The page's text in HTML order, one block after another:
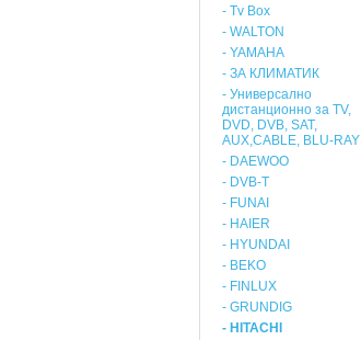
- Tv Box
- WALTON
- YAMAHA
- ЗА КЛИМАТИК
- Универсално
дистанционно за TV,
DVD, DVB, SAT,
AUX,CABLE, BLU-RAY
- DAEWOO
- DVB-T
- FUNAI
- HAIER
- HYUNDAI
- BEKO
- FINLUX
- GRUNDIG
- HITACHI